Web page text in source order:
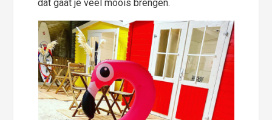
dat gaat je veel moois brengen.